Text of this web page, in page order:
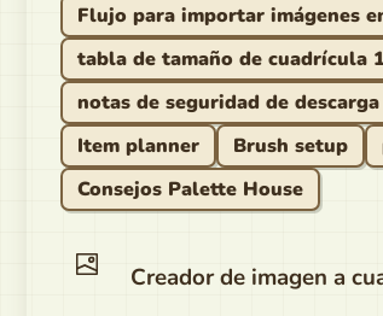
Flujo para importar imágenes
tabla de tamaño de cuadrícula
notas de seguridad de
Item planner
Brush setup
Consejos Palette House
Creador de imagen a